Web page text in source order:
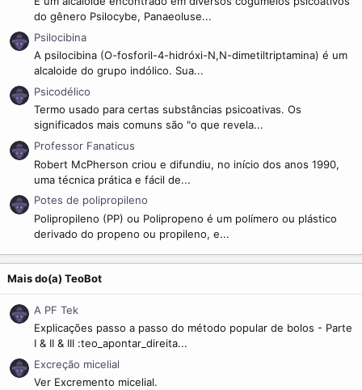
do gênero Psilocybe, Panaeoluse...
Psilocibina
A psilocibina (O-fosforil-4-hidróxi-N,N-dimetiltriptamina) é um
alcaloide do grupo indólico. Sua...
Psicodélico
Termo usado para certas substâncias psicoativas. Os
significados mais comuns são "o que revela...
Professor Fanaticus
Robert McPherson criou e difundiu, no início dos anos 1990,
uma técnica prática e fácil de...
Potes de polipropileno
Polipropileno (PP) ou Polipropeno é um polímero ou plástico
derivado do propeno ou propileno, e...
Mais do(a) TeoBot
A PF Tek
Explicações passo a passo do método popular de bolos - Parte
I & II & III :teo_apontar_direita...
Excreção micelial
Ver Excremento micelial.